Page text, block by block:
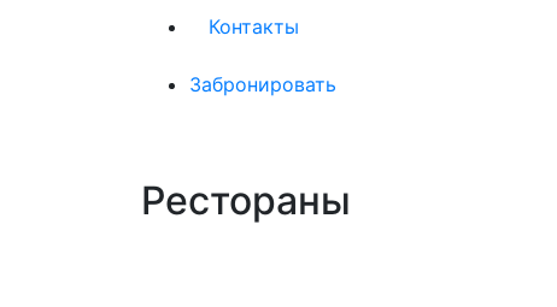
Контакты
Забронировать
Рестораны